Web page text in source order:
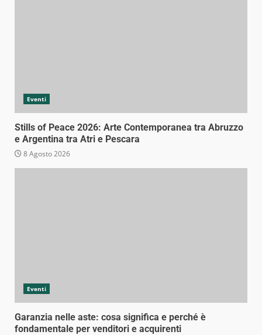
Eventi
Stills of Peace 2026: Arte Contemporanea tra Abruzzo
e Argentina tra Atri e Pescara
8 Agosto 2026
Eventi
Garanzia nelle aste: cosa significa e perché è
fondamentale per venditori e acquirenti